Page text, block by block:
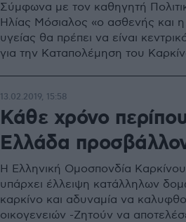
Σύμφωνα με τον καθηγητή
Ηλίας Μόσιαλος «ο ασθενής και
υγείας θα πρέπει να είναι
για την Καταπολέμηση του
Κάθε χρόνο
Ελλάδα
Η Ελληνική Ομοσπονδία
υπάρχει έλλειψη κατάλληλων
καρκίνο και αδυναμία να
οικογενειών -Ζητούν να
13.02.2019, 15:58